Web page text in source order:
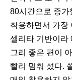
80시간으로 증가
착용하면서 가장
셀리타 기반이라
그리 좋은 편이
빨리 멈춰 섰다.